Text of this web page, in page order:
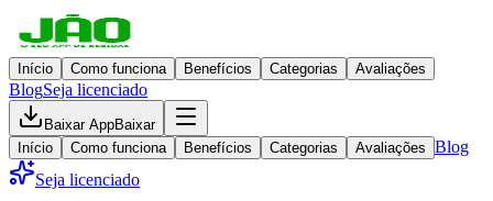
Início Como funciona Benefícios Categorias Avaliações
BlogSeja licenciado
Baixar AppBaixar
Início
Como funciona Benefícios Categorias Avaliações Blog
Seja licenciado